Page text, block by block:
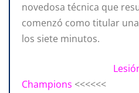
novedosa técnica que
comenzó como titular
los siete minutos.
Lesión en la
Champions <<<<<<